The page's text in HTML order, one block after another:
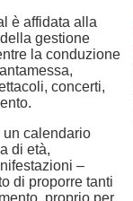
è affidata alla
gestione
la conduzione
concerti,
un calendario
di età,
–
di proporre tanti
proprio per